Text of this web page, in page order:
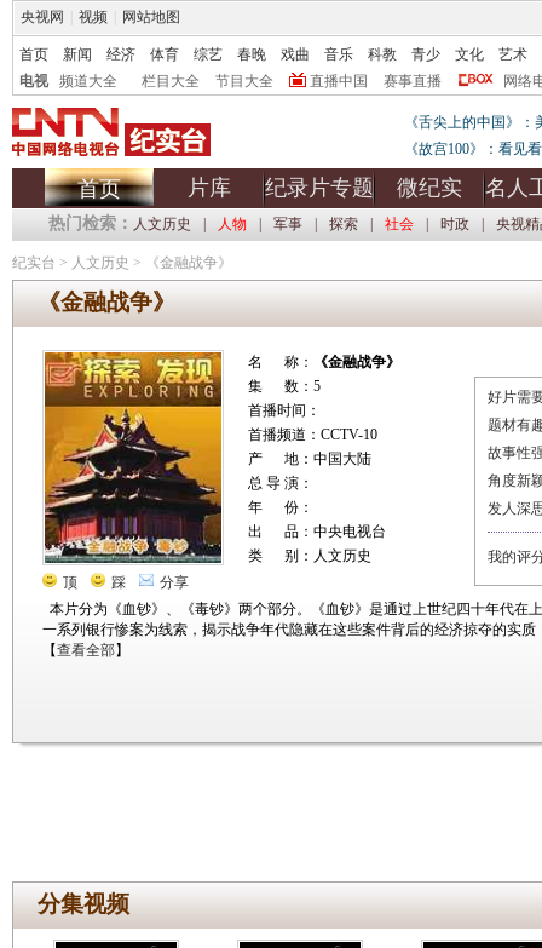
央视网 视频 网站地图
首页 新闻 经济 体育 综艺 春晚 戏曲 音乐 科教 青少 文化
艺术
电视
频道大全 栏目大全 节目大全 直播中国 赛事直播 网络
《舌尖上的中国》
《故宫100》：看见
首页 片库 纪录片专题 微纪实 名人
热门检索： 人文历史 人物 军事 探索 社会 时政 央视
纪实台 > 人文历史 > 《金融战争》
《金融战争》
顶 踩 分享
名 称：
《金融战争》
集 数：5
首播时间：
首播频道：CCTV-10
产 地：中国大陆
总 导 演：
年 份：
出 品：中央电视台
类 别：人文历史
本片分为《血钞》、《毒钞》两个部分。《血钞》是通过上世纪四十年代在
一系列银行惨案为线索，揭示战争年代隐藏在这些案件背后的经济掠夺的实
【查看全部】
好片需
题材有
故事性
角度新
发人深
我的评
分集视频